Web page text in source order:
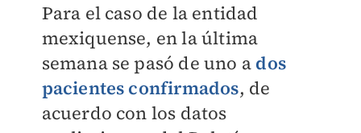
Para el caso de la entidad
mexiquense, en la última
semana se pasó de uno a dos
pacientes confirmados, de
acuerdo con los datos